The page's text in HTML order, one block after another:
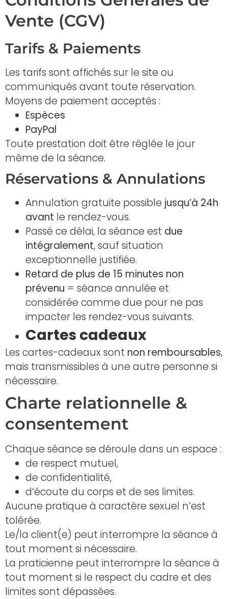
Vente (CGV)
Tarifs & Paiements
Les tarifs sont affichés sur le site ou
communiqués avant toute réservation.
Moyens de paiement acceptés :
Espèces
PayPal
Toute prestation doit être réglée le jour
même de la séance.
Réservations & Annulations
Annulation gratuite possible jusqu’à 24h
avant le rendez-vous.
Passé ce délai, la séance est due
intégralement, sauf situation
exceptionnelle justifiée.
Retard de plus de 15 minutes non
prévenu = séance annulée et
considérée comme due pour ne pas
impacter les rendez-vous suivants.
Cartes cadeaux
Les cartes-cadeaux sont non remboursables,
mais transmissibles à une autre personne si
nécessaire.
Charte relationnelle &
consentement
Chaque séance se déroule dans un espace :
de respect mutuel,
de confidentialité,
d’écoute du corps et de ses limites.
Aucune pratique à caractère sexuel n’est
tolérée.
Le/la client(e) peut interrompre la séance à
tout moment si nécessaire.
La praticienne peut interrompre la séance à
tout moment si le respect du cadre et des
limites sont dépassées.